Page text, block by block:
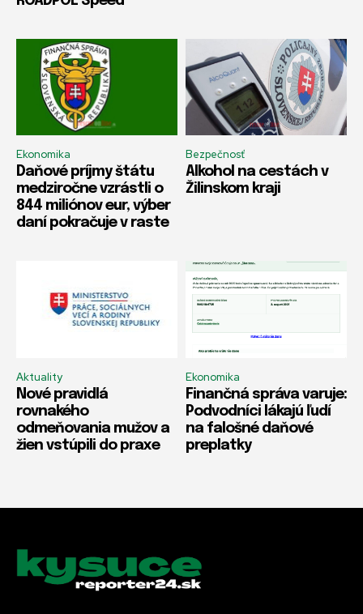
Ekonomika
Daňové príjmy štátu
medziročne vzrástli o
844 miliónov eur, výber
daní pokračuje v raste
Bezpečnosť
Alkohol na cestách v
Žilinskom kraji
Aktuality
Nové pravidlá
rovnakého
odmeňovania mužov a
žien vstúpili do praxe
Ekonomika
Finančná správa varuje:
Podvodníci lákajú ľudí
na falošné daňové
preplatky